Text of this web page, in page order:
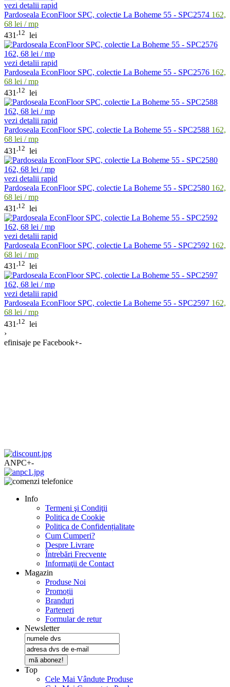
vezi detalii rapid
Pardoseala EconFloor SPC, colectie La Boheme 55 - SPC2574 162,
68 lei / mp
431 ,12 lei
vezi detalii rapid
Pardoseala EconFloor SPC, colectie La Boheme 55 - SPC2576 162,
68 lei / mp
431 ,12 lei
vezi detalii rapid
Pardoseala EconFloor SPC, colectie La Boheme 55 - SPC2588 162,
68 lei / mp
431 ,12 lei
vezi detalii rapid
Pardoseala EconFloor SPC, colectie La Boheme 55 - SPC2580 162,
68 lei / mp
431 ,12 lei
vezi detalii rapid
Pardoseala EconFloor SPC, colectie La Boheme 55 - SPC2592 162,
68 lei / mp
431 ,12 lei
vezi detalii rapid
Pardoseala EconFloor SPC, colectie La Boheme 55 - SPC2597 162,
68 lei / mp
431 ,12 lei
›
efinisaje pe Facebook+-
ANPC+-
Info
Termeni şi Condiţii
Politica de Cookie
Politica de Confidențialitate
Cum Cumperi?
Despre Livrare
Întrebări Frecvente
Informaţii de Contact
Magazin
Produse Noi
Promoții
Branduri
Parteneri
Formular de retur
Newsletter
mă abonez!
Top
Cele Mai Vândute Produse